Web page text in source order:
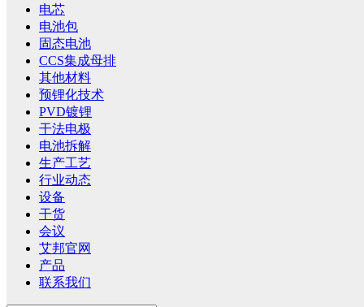
电芯
电池包
固态电池
CCS集成母排
其他材料
预锂化技术
PVD镀锂
干法电极
电池拆解
生产工艺
行业动态
设备
干货
会议
艾邦官网
产品
联系我们